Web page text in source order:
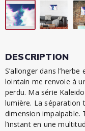
DESCRIPTION
S’allonger dans
lointain me renvoie à
perdu. Ma série
lumière. La séparation
dimension impalpable.
l’instant en une